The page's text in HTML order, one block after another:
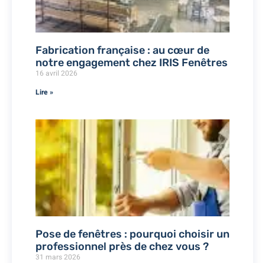
Fabrication française : au cœur de
notre engagement chez IRIS Fenêtres
16 avril 2026
Lire »
Pose de fenêtres : pourquoi choisir un
professionnel près de chez vous ?
31 mars 2026